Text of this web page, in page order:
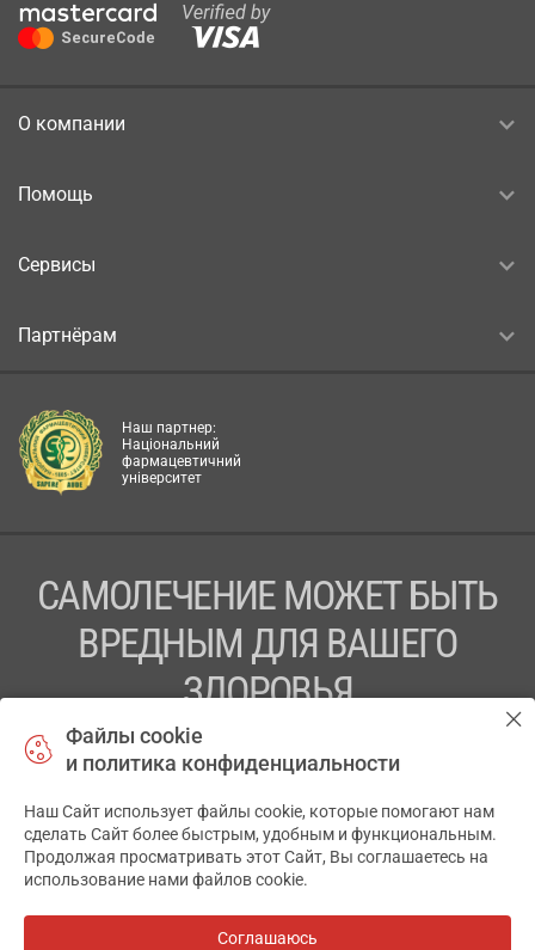
О компании
Помощь
Сервисы
Партнёрам
Наш партнер:
Національний
фармацевтичний
університет
САМОЛЕЧЕНИЕ МОЖЕТ БЫТЬ
ВРЕДНЫМ ДЛЯ ВАШЕГО
ЗДОРОВЬЯ
ПЕРЕД ПРИМЕНЕНИЕМ ПРЕПАРАТА
ПРОКОНСУЛЬТИРУЙТЕСЬ С ВРАЧОМ
ТОВ «АПТЕКА 911.ЮА» Код ЄДРПОУ 43631965.
Отказ от ответственности
АПТЕКА911.ЮА
Файлы cookie
и политика конфиденциальности
Наш Сайт использует файлы cookie, которые помогают нам
сделать Сайт более быстрым, удобным и функциональным.
Продолжая просматривать этот Сайт, Вы соглашаетесь на
использование нами файлов cookie.
Соглашаюсь
✕